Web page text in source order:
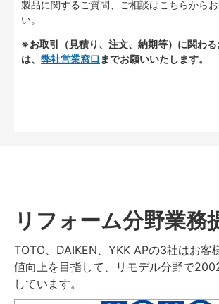
製品に関するご質問、ご相談はこちらから
い。
※お取引（見積り、注文、納期等）に関わ
は、 弊社営業窓口 までお願いいたします。
リフォーム分野業務
TOTO、DAIKEN、YKK APの3社はお客
値向上を目指して、リモデル分野で
しています。